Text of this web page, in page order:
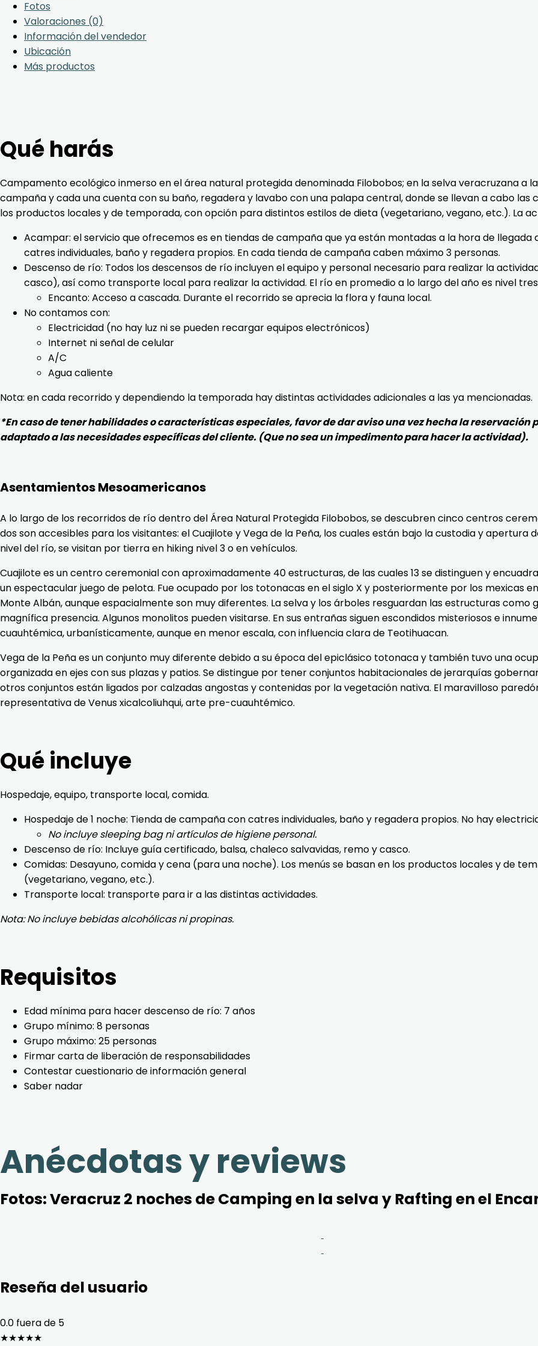
Fotos
Valoraciones (0)
Información del vendedor
Ubicación
Más productos
Qué harás
Campamento ecológico inmerso en el área natural protegida denominada Filobobos; en la selva veracruzana a
campaña y cada una cuenta con su baño, regadera y lavabo con una palapa central, donde se llevan a cabo las
los productos locales y de temporada, con opción para distintos estilos de dieta (vegetariano, vegano, etc.). La
Acampar: el servicio que ofrecemos es en tiendas de campaña que ya están montadas a la hora de
catres individuales, baño y regadera propios. En cada tienda de campaña caben máximo 3 personas.
Descenso de río: Todos los descensos de río incluyen el equipo y personal necesario para realizar la
casco), así como transporte local para realizar la actividad. El río en promedio a lo largo del año es nivel
Encanto: Acceso a cascada. Durante el recorrido se aprecia la flora y fauna local.
No contamos con:
Electricidad (no hay luz ni se pueden recargar equipos electrónicos)
Internet ni señal de celular
A/C
Agua caliente
Nota: en cada recorrido y dependiendo la temporada hay distintas actividades adicionales a las ya mencionadas.
*En caso de tener habilidades o características especiales, favor de dar aviso una vez hecha la
adaptado a las necesidades específicas del cliente. (Que no sea un impedimento para hacer la actividad).
Asentamientos Mesoamericanos
A lo largo de los recorridos de río dentro del Área Natural Protegida Filobobos, se descubren cinco centros
dos son accesibles para los visitantes: el Cuajilote y Vega de la Peña, los cuales están bajo la custodia y apertura
nivel del río, se visitan por tierra en hiking nivel 3 o en vehículos.
Cuajilote es un centro ceremonial con aproximadamente 40 estructuras, de las cuales 13 se distinguen y
un espectacular juego de pelota. Fue ocupado por los totonacas en el siglo X y posteriormente por los mexicas
Monte Albán, aunque espacialmente son muy diferentes. La selva y los árboles resguardan las estructuras
magnífica presencia. Algunos monolitos pueden visitarse. En sus entrañas siguen escondidos misteriosos e
cuauhtémica, urbanísticamente, aunque en menor escala, con influencia clara de Teotihuacan.
Vega de la Peña es un conjunto muy diferente debido a su época del epiclásico totonaca y también tuvo una
organizada en ejes con sus plazas y patios. Se distingue por tener conjuntos habitacionales de jerarquías
otros conjuntos están ligados por calzadas angostas y contenidas por la vegetación nativa. El maravilloso
representativa de Venus xicalcoliuhqui, arte pre-cuauhtémico.
Qué incluye
Hospedaje, equipo, transporte local, comida.
Hospedaje de 1 noche: Tienda de campaña con catres individuales, baño y regadera propios. No hay
No incluye sleeping bag ni artículos de higiene personal.
Descenso de río: Incluye guía certificado, balsa, chaleco salvavidas, remo y casco.
Comidas: Desayuno, comida y cena (para una noche). Los menús se basan en los productos locales y de
(vegetariano, vegano, etc.).
Transporte local: transporte para ir a las distintas actividades.
Nota: No incluye bebidas alcohólicas ni propinas.
Requisitos
Edad mínima para hacer descenso de río: 7 años
Grupo mínimo: 8 personas
Grupo máximo: 25 personas
Firmar carta de liberación de responsabilidades
Contestar cuestionario de información general
Saber nadar
Anécdotas y reviews
Fotos:Veracruz 2 noches de Camping en la selva y Rafting en el
Reseña del usuario
0.0 fuera de 5
★★★★★